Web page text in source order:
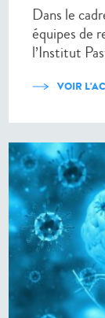
Dans le
équipes de
l’Institut
VOIR